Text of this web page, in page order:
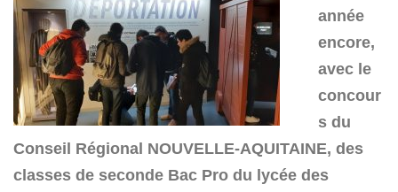
année
encore,
avec le
concour
s du
Conseil Régional NOUVELLE-AQUITAINE, des
classes de seconde Bac Pro du lycée des